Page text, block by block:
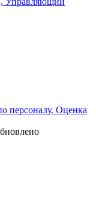
персоналу. Оценка